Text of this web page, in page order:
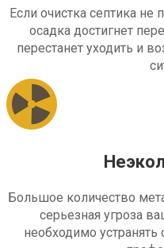
Если очистка септика не
осадка достигнет
перестанет уходить и
Большое количество
серьезная угроза
необходимо